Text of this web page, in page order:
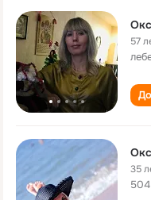
57
35